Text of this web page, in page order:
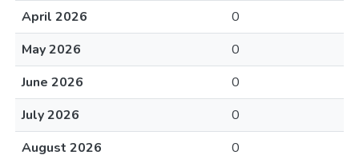
April 2026
0
May 2026
0
June 2026
0
July 2026
0
August 2026
0